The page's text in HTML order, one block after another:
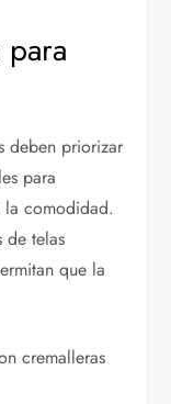
para
deben priorizar
para
la comodidad.
de telas
que la
cremalleras